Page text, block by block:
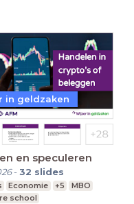
en speculeren
-32 slides
Economie +5
MBO
school
in geldzaken